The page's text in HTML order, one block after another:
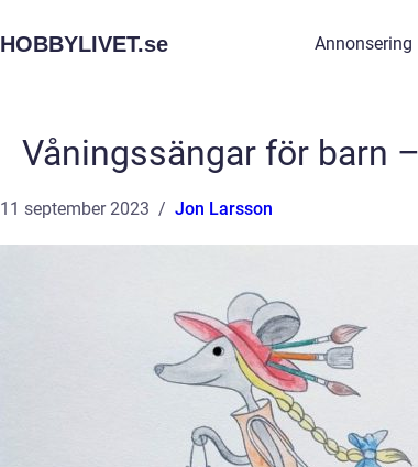
HOBBYLIVET.se Annonsering
Våningssängar för barn
11 september 2023 Jon Larsson